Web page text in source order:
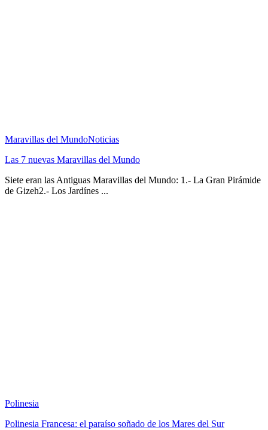
Maravillas del MundoNoticias
Las 7 nuevas Maravillas del Mundo
Siete eran las Antiguas Maravillas del Mundo: 1.- La Gran Pirámide
de Gizeh2.- Los Jardínes ...
Polinesia
Polinesia Francesa: el paraíso soñado de los Mares del Sur